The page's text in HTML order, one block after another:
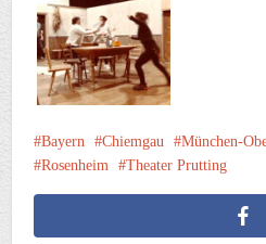
Bayern Chiemgau München-
Rosenheim
Theater Prutting